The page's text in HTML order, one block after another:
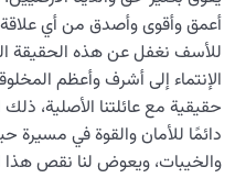
أعمق وأقوى وأصدق من أي علاقة
للأسف نغفل عن هذه الحقيقة
الإنتماء إلى أشرف وأعظم
حقيقية مع عائلتنا الأصلية،
دائمًا للأمان والقوة في مسيرة
والخيبات، ويعوض لنا نقص هذا